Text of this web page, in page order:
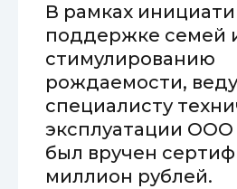
В рамках
поддержке семей
стимулированию
рождаемости,
специалисту
эксплуатации
был вручен
миллион рублей.